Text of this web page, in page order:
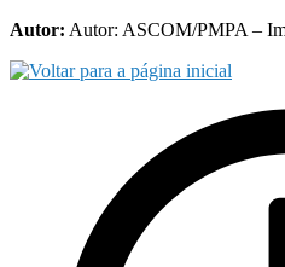
Autor: Autor: ASCOM/PMPA –